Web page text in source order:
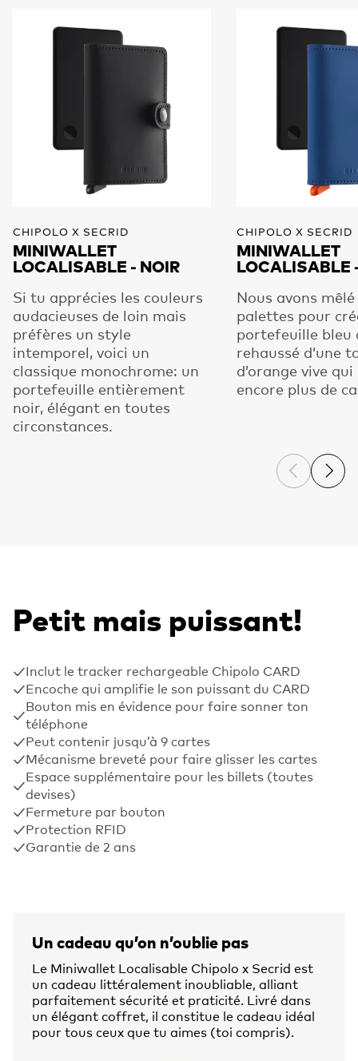
CHIPOLO X SECRID
MINIWALLET
LOCALISABLE - NOIR
Si tu apprécies les couleurs
audacieuses de loin mais
préfères un style
intemporel, voici un
classique monochrome: un
portefeuille entièrement
noir, élégant en toutes
circonstances.
CHIPOLO X SECRID
MINIWALLET
LOCALISABLE
Nous avons
palettes pour
portefeuille bleu
rehaussé d’une
d’orange vive
encore plus de
Previous
Petit mais puissant!
Inclut le tracker rechargeable Chipolo CARD
Encoche qui amplifie le son puissant du CARD
Bouton mis en évidence pour faire sonner ton
téléphone
Peut contenir jusqu’à 9 cartes
Mécanisme breveté pour faire glisser les cartes
Espace supplémentaire pour les billets (toutes
devises)
Fermeture par bouton
Protection RFID
Garantie de 2 ans
Un cadeau qu’on n’oublie pas
Le Miniwallet Localisable Chipolo x Secrid est
un cadeau littéralement inoubliable, alliant
parfaitement sécurité et praticité. Livré dans
un élégant coffret, il constitue le cadeau idéal
pour tous ceux que tu aimes (toi compris).